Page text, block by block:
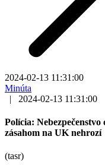
2024-02-13 11:31:00
Minúta
|
2024-02-13 11:31:00
Polícia:
zásahom na UK nehrozí
(tasr)